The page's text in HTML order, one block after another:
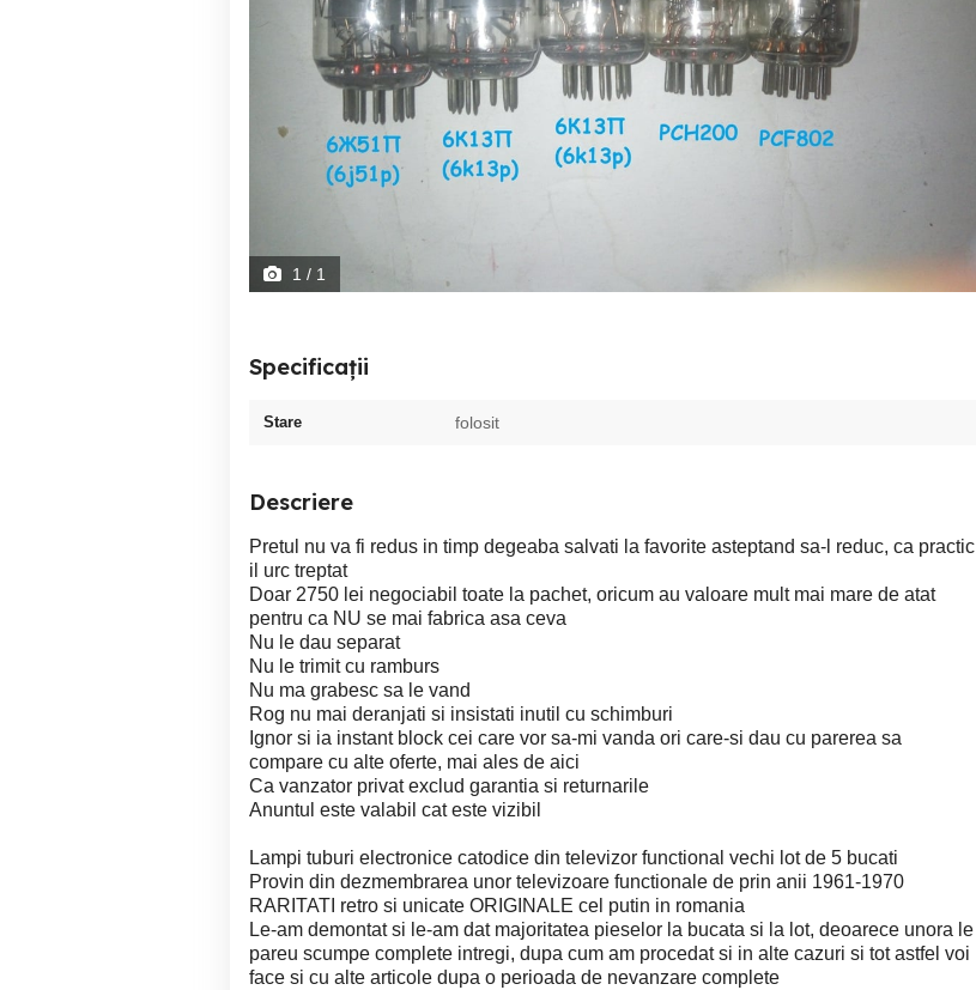
1 / 1
Specificații
Stare folosit
Descriere
Pretul nu va fi redus in timp degeaba salvati la favorite asteptand sa-l reduc, ca practic
il urc treptat
Doar 2750 lei negociabil toate la pachet, oricum au valoare mult mai mare de atat
pentru ca NU se mai fabrica asa ceva
Nu le dau separat
Nu le trimit cu ramburs
Nu ma grabesc sa le vand
Rog nu mai deranjati si insistati inutil cu schimburi
Ignor si ia instant block cei care vor sa-mi vanda ori care-si dau cu parerea sa
compare cu alte oferte, mai ales de aici
Ca vanzator privat exclud garantia si returnarile
Anuntul este valabil cat este vizibil
Lampi tuburi electronice catodice din televizor functional vechi lot de 5 bucati
Provin din dezmembrarea unor televizoare functionale de prin anii 1961-1970
RARITATI retro si unicate ORIGINALE cel putin in romania
Le-am demontat si le-am dat majoritatea pieselor la bucata si la lot, deoarece unora le
pareu scumpe complete intregi, dupa cum am procedat si in alte cazuri si tot astfel voi
face si cu alte articole dupa o perioada de nevanzare complete